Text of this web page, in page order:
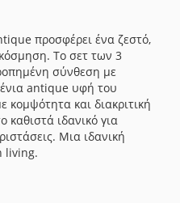
προσφέρει ένα ζεστό,
Το σετ των 3
σύνθεση με
antique υφή του
κομψότητα και διακριτική
ιδανικό για
Μια ιδανική
living.